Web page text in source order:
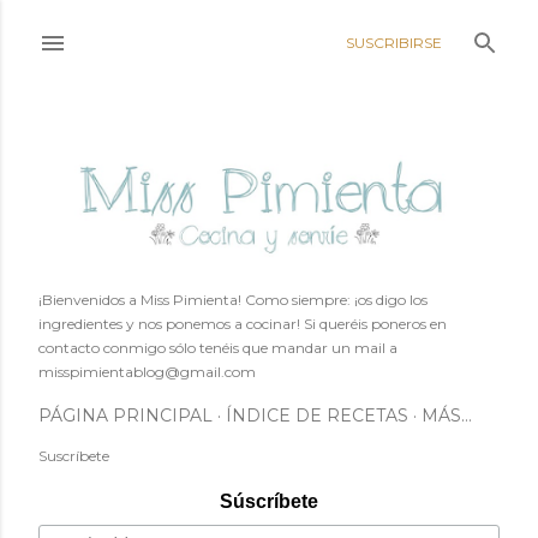
SUSCRIBIRSE
¡Bienvenidos a Miss Pimienta! Como siempre: ¡os digo los
ingredientes y nos ponemos a cocinar! Si queréis poneros en
contacto conmigo sólo tenéis que mandar un mail a
misspimientablog@gmail.com
PÁGINA PRINCIPAL ÍNDICE DE RECETAS MÁS…
Suscríbete
Súscríbete